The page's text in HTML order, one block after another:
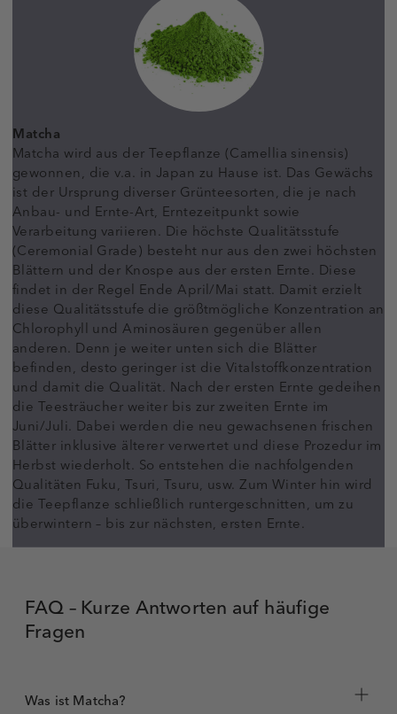
Matcha
Matcha wird aus der Teepflanze (Camellia sinensis)
gewonnen, die v.a. in Japan zu Hause ist. Das Gewächs
ist der Ursprung diverser Grünteesorten, die je nach
Anbau- und Ernte-Art, Erntezeitpunkt sowie
Verarbeitung variieren. Die höchste Qualitätsstufe
(Ceremonial Grade) besteht nur aus den zwei höchsten
Blättern und der Knospe aus der ersten Ernte. Diese
findet in der Regel Ende April/Mai statt. Damit erzielt
diese Qualitätsstufe die größtmögliche Konzentration an
Chlorophyll und Aminosäuren gegenüber allen
anderen. Denn je weiter unten sich die Blätter
befinden, desto geringer ist die Vitalstoffkonzentration
und damit die Qualität. Nach der ersten Ernte gedeihen
die Teesträucher weiter bis zur zweiten Ernte im
Juni/Juli. Dabei werden die neu gewachsenen frischen
Blätter inklusive älterer verwertet und diese Prozedur im
Herbst wiederholt. So entstehen die nachfolgenden
Qualitäten Fuku, Tsuri, Tsuru, usw. Zum Winter hin wird
die Teepflanze schließlich runtergeschnitten, um zu
überwintern – bis zur nächsten, ersten Ernte.
FAQ – Kurze Antworten auf häufige
Fragen
Was ist Matcha?